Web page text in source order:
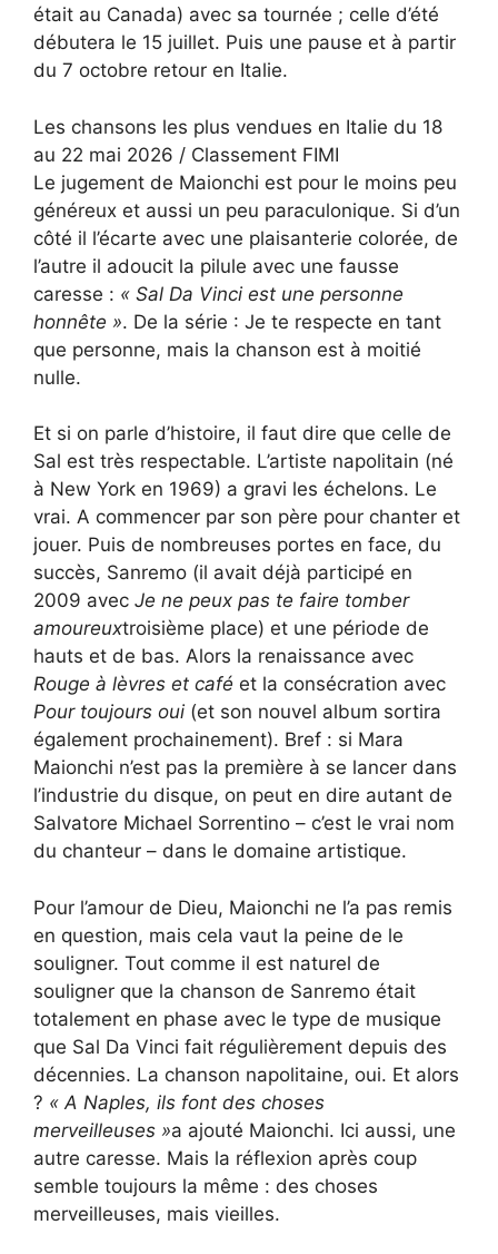
était au Canada) avec sa tournée ; celle d’été
débutera le 15 juillet. Puis une pause et à partir
du 7 octobre retour en Italie.
Les chansons les plus vendues en Italie du 18
au 22 mai 2026 / Classement FIMI
Le jugement de Maionchi est pour le moins peu
généreux et aussi un peu paraculonique. Si d’un
côté il l’écarte avec une plaisanterie colorée, de
l’autre il adoucit la pilule avec une fausse
caresse : « Sal Da Vinci est une personne
honnête ». De la série : Je te respecte en tant
que personne, mais la chanson est à moitié
nulle.
Et si on parle d’histoire, il faut dire que celle de
Sal est très respectable. L’artiste napolitain (né
à New York en 1969) a gravi les échelons. Le
vrai. A commencer par son père pour chanter et
jouer. Puis de nombreuses portes en face, du
succès, Sanremo (il avait déjà participé en
2009 avec Je ne peux pas te faire tomber
amoureuxtroisième place) et une période de
hauts et de bas. Alors la renaissance avec
Rouge à lèvres et café et la consécration avec
Pour toujours oui (et son nouvel album sortira
également prochainement). Bref : si Mara
Maionchi n’est pas la première à se lancer dans
l’industrie du disque, on peut en dire autant de
Salvatore Michael Sorrentino – c’est le vrai nom
du chanteur – dans le domaine artistique.
Pour l’amour de Dieu, Maionchi ne l’a pas remis
en question, mais cela vaut la peine de le
souligner. Tout comme il est naturel de
souligner que la chanson de Sanremo était
totalement en phase avec le type de musique
que Sal Da Vinci fait régulièrement depuis des
décennies. La chanson napolitaine, oui. Et alors
? « A Naples, ils font des choses
merveilleuses »a ajouté Maionchi. Ici aussi, une
autre caresse. Mais la réflexion après coup
semble toujours la même : des choses
merveilleuses, mais vieilles.